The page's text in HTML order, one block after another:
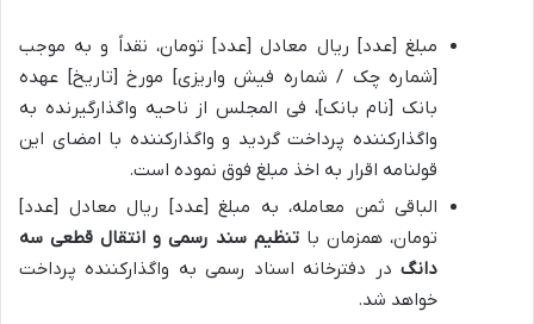
مبلغ [عدد] ریال معادل [عدد] تومان، نقداً و به موجب
[شماره چک / شماره فیش واریزی] مورخ [تاریخ] عهده
بانک [نام بانک]، فی المجلس از ناحیه واگذارگیرنده به
واگذارکننده پرداخت گردید و واگذارکننده با امضای این
قولنامه اقرار به اخذ مبلغ فوق نموده است.
الباقی ثمن معامله، به مبلغ [عدد] ریال معادل [عدد]
تومان، همزمان با تنظیم سند رسمی و انتقال قطعی سه
دانگ در دفترخانه اسناد رسمی به واگذارکننده پرداخت
خواهد شد.